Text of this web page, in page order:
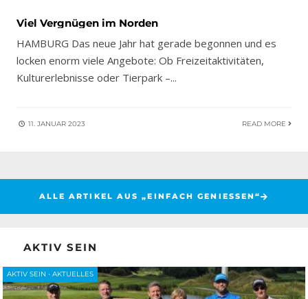
Viel Vergnügen im Norden
HAMBURG Das neue Jahr hat gerade begonnen und es
locken enorm viele Angebote: Ob Freizeitaktivitäten,
Kulturerlebnisse oder Tierpark –...
11. JANUAR 2023 READ MORE
ALLE ARTIKEL AUS „EINFACH GENIESSEN“
AKTIV SEIN
AKTIV SEIN • AKTUELLES